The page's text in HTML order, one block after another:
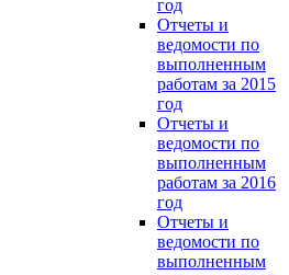
год
Отчеты и
ведомости по
выполненным
работам за 2015
год
Отчеты и
ведомости по
выполненным
работам за 2016
год
Отчеты и
ведомости по
выполненным